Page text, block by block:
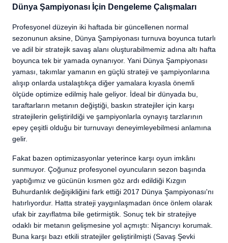
Dünya Şampiyonası İçin Dengeleme Çalışmaları
Profesyonel düzeyin iki haftada bir güncellenen normal
sezonunun aksine, Dünya Şampiyonası turnuva boyunca tutarlı
ve adil bir stratejik savaş alanı oluşturabilmemiz adına altı hafta
boyunca tek bir yamada oynanıyor. Yani Dünya Şampiyonası
yaması, takımlar yamanın en güçlü strateji ve şampiyonlarına
alışıp onlarda ustalaştıkça diğer yamalara kıyasla önemli
ölçüde optimize edilmiş hale geliyor. İdeal bir dünyada bu,
taraftarların metanın değiştiği, baskın stratejiler için karşı
stratejilerin geliştirildiği ve şampiyonlarla oynayış tarzlarının
epey çeşitli olduğu bir turnuvayı deneyimleyebilmesi anlamına
gelir.
Fakat bazen optimizasyonlar yeterince karşı oyun imkânı
sunmuyor. Çoğunuz profesyonel oyuncuların sezon başında
yaptığımız ve gücünün kısmen göz ardı edildiği Kızgın
Buhurdanlık değişikliğini fark ettiği 2017 Dünya Şampiyonası'nı
hatırlıyordur. Hatta strateji yaygınlaşmadan önce önlem olarak
ufak bir zayıflatma bile getirmiştik. Sonuç tek bir stratejiye
odaklı bir metanın gelişmesine yol açmıştı: Nişancıyı korumak.
Buna karşı bazı etkili stratejiler geliştirilmişti (Savaş Şevki